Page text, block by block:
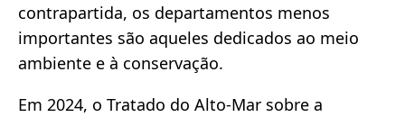
contrapartida, os departamentos menos
importantes são aqueles dedicados ao meio
ambiente e à conservação.
Em 2024, o Tratado do Alto-Mar sobre a